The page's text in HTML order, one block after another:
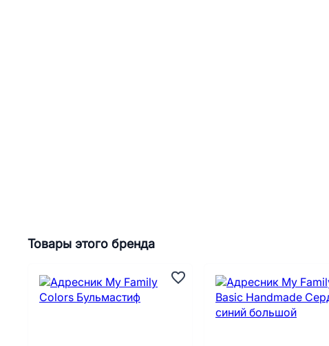
Товары этого бренда